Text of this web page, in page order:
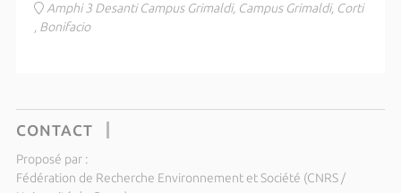
Amphi 3 Desanti Campus Grimaldi, Campus Grimaldi, Corti
, Bonifacio
CONTACT
Proposé par :
Fédération de Recherche Environnement et Société (CNRS /